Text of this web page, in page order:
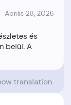
Április 28, 2026
és
belül. A
translation